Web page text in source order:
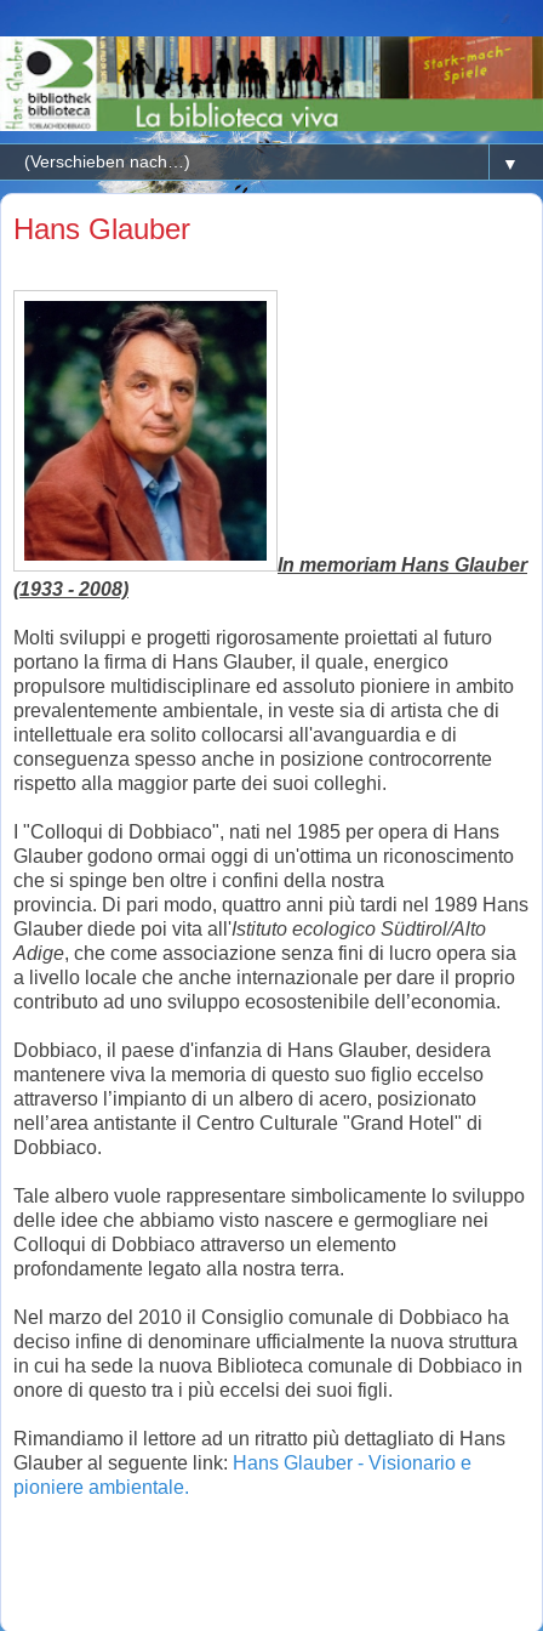
▼
Hans Glauber
In memoriam Hans Glauber
(1933 - 2008)
Molti sviluppi e progetti rigorosamente proiettati al futuro
portano la firma di Hans Glauber, il quale, energico
propulsore multidisciplinare ed assoluto pioniere in ambito
prevalentemente ambientale, in veste sia di artista che di
intellettuale era solito collocarsi all'avanguardia e di
conseguenza spesso anche in posizione controcorrente
rispetto alla maggior parte dei suoi colleghi.
I "Colloqui di Dobbiaco", nati nel 1985 per opera di Hans
Glauber godono ormai oggi di un'ottima un riconoscimento
che si spinge ben oltre i confini della nostra
provincia. Di pari modo, quattro anni più tardi nel 1989 Hans
Glauber diede poi vita all'Istituto ecologico Südtirol/Alto
Adige, che come associazione senza fini di lucro opera sia
a livello locale che anche internazionale per dare il proprio
contributo ad uno sviluppo ecosostenibile dell’economia.
Dobbiaco, il paese d'infanzia di Hans Glauber, desidera
mantenere viva la memoria di questo suo figlio eccelso
attraverso l’impianto di un albero di acero, posizionato
nell’area antistante il Centro Culturale "Grand Hotel" di
Dobbiaco.
Tale albero vuole rappresentare simbolicamente lo sviluppo
delle idee che abbiamo visto nascere e germogliare nei
Colloqui di Dobbiaco attraverso un elemento
profondamente legato alla nostra terra.
Nel marzo del 2010 il Consiglio comunale di Dobbiaco ha
deciso infine di denominare ufficialmente la nuova struttura
in cui ha sede la nuova Biblioteca comunale di Dobbiaco in
onore di questo tra i più eccelsi dei suoi figli.
Rimandiamo il lettore ad un ritratto più dettagliato di Hans
Glauber al seguente link: Hans Glauber - Visionario e
pioniere ambientale.